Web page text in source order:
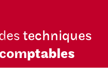
techniques
ptables